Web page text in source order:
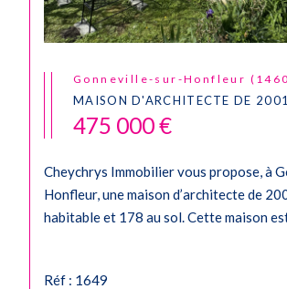
Gonneville-sur-Honfleur
MAISON D'ARCHITECTE DE 2001
475 000 €
Cheychrys Immobilier vous propose, à
Honfleur, une maison d’architecte de
habitable et 178 au sol. Cette maison
Réf : 1649